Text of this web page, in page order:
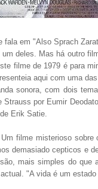
fala em "Also Sprach
um deles. Mas há outro
filme de 1979 é para
aqui com uma
sonora, com dois
por Eumir
Erik Satie.
filme misterioso
demasiado cepticos e
mais simples do que
"A vida é um